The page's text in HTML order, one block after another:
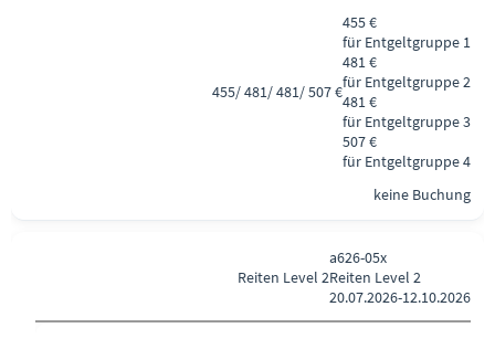
455/ 481/ 481/ 507 €
455 €
für Entgeltgruppe 1
481 €
für Entgeltgruppe 2
481 €
für Entgeltgruppe 3
507 €
für Entgeltgruppe 4
keine Buchung
Reiten Level 2
a626-05x
Reiten Level 2
20.07.2026-12.10.2026